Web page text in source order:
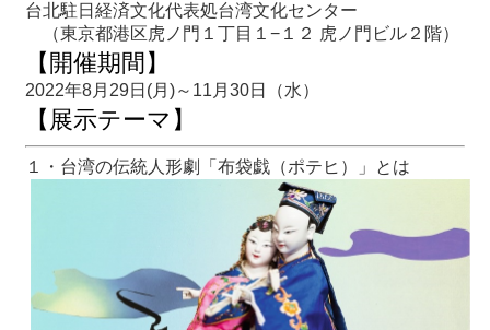
マ
台北駐日経済文化代表処台湾文化センター
（東京都港区虎ノ門１丁目１−１２ 虎ノ門ビル２階）
【開催期間】
2022年8月29日(月)～11月30日（水）
【展示テーマ】
１・台湾の伝統人形劇「布袋戯（ポテヒ）」とは